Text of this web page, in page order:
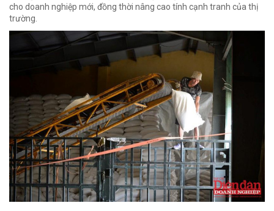
cho doanh nghiệp mới, đồng thời nâng cao tính cạnh tranh của thị
trường.